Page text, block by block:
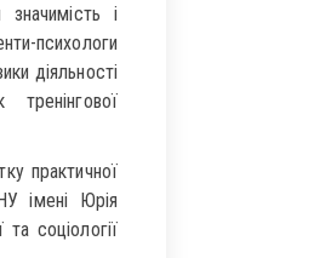
і
психологи
діяльності
тренінгової
практичної
імені Юрія
соціології